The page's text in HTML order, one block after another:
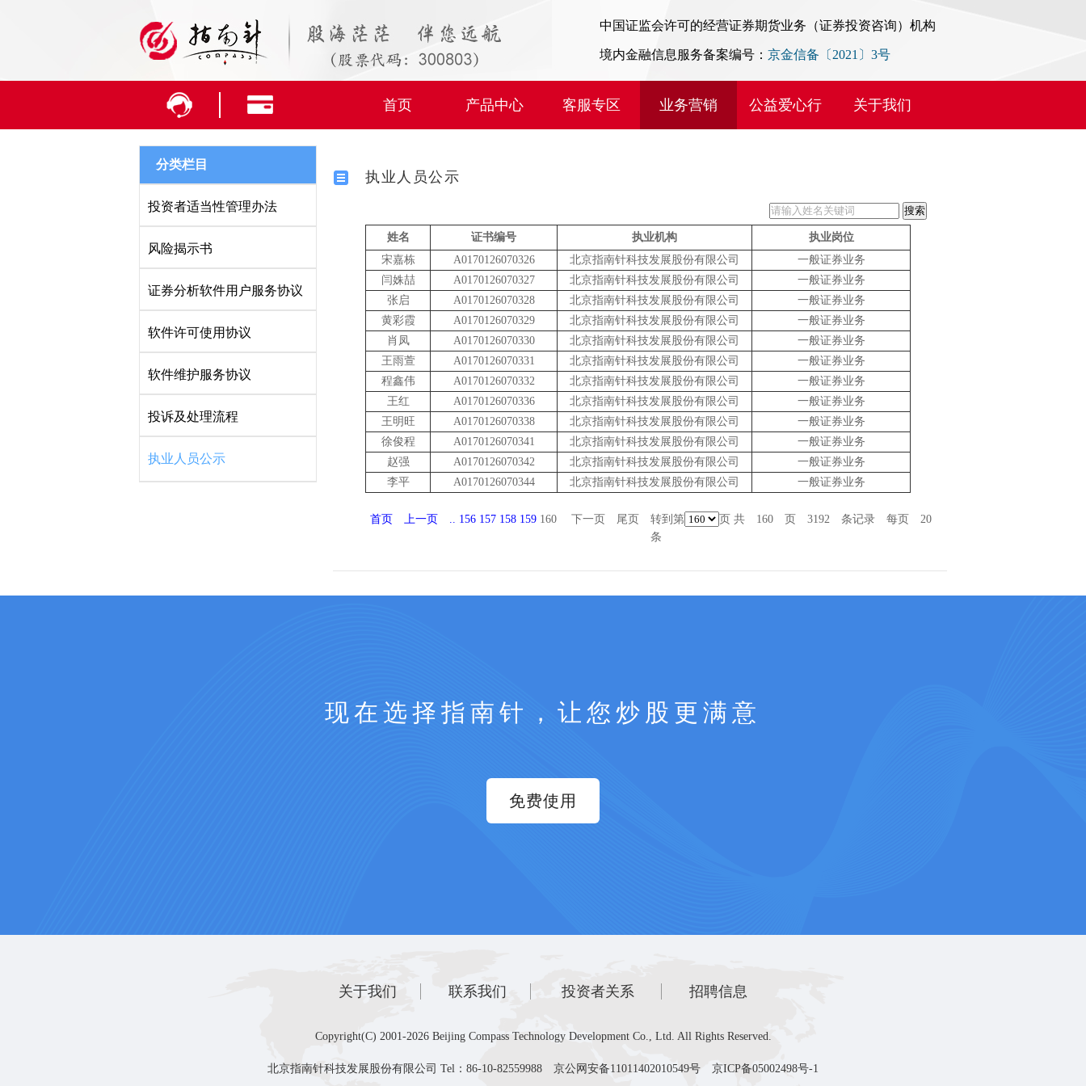
中国证监会许可的经营证券期货业务（证券投资咨询）机构
境内金融信息服务备案编号： 京金信备〔2021〕3号
首页 产品中心 客服专区 业务营销 公益爱心行 关于我们
分类栏目
投资者适当性管理办法
风险揭示书
证券分析软件用户服务协议
软件许可使用协议
软件维护服务协议
投诉及处理流程
执业人员公示
执业人员公示
姓名 证书编号 执业机构
执业岗位
宋嘉栋
A0170126070326 北京指南针科技发展股份有限公司
一般证券业务
闫姝喆
A0170126070327 北京指南针科技发展股份有限公司
一般证券业务
张启
A0170126070328 北京指南针科技发展股份有限公司
一般证券业务
黄彩霞
A0170126070329 北京指南针科技发展股份有限公司
一般证券业务
肖凤
A0170126070330 北京指南针科技发展股份有限公司
一般证券业务
王雨萱
A0170126070331 北京指南针科技发展股份有限公司
一般证券业务
程鑫伟
A0170126070332 北京指南针科技发展股份有限公司
一般证券业务
王红
A0170126070336 北京指南针科技发展股份有限公司
一般证券业务
王明旺
A0170126070338 北京指南针科技发展股份有限公司
一般证券业务
徐俊程
A0170126070341 北京指南针科技发展股份有限公司
一般证券业务
赵强
A0170126070342 北京指南针科技发展股份有限公司
一般证券业务
李平
A0170126070344 北京指南针科技发展股份有限公司 一般证券业务
首页 上一页 .. 156 157 158 159 160 下一页 尾页 转到第
页 共 160 页 3192 条记录 每页 20
条
现在选择指南针，让您炒股更满意
免费使用
关于我们 联系我们 投资者关系 招聘信息
Copyright(C) 2001-2026 Beijing Compass Technology Development Co., Ltd. All Rights Reserved.
北京指南针科技发展股份有限公司 Tel：86-10-82559988 京公网安备11011402010549号 京ICP备05002498号-1